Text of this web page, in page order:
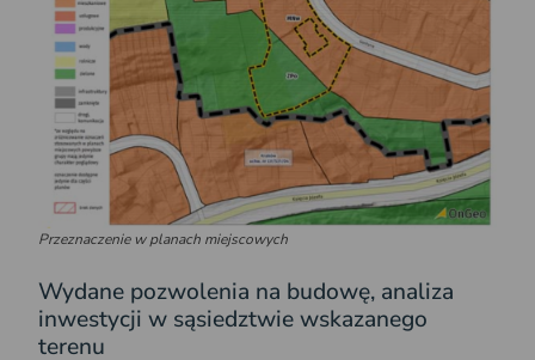
Przeznaczenie w planach miejscowych
Wydane pozwolenia na budowę, analiza
inwestycji w sąsiedztwie wskazanego
terenu